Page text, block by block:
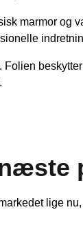
marmor
lige